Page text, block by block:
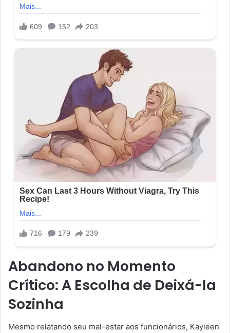
Abandono no Momento
Crítico: A Escolha de Deixá-la
Sozinha
Mesmo relatando seu mal-estar aos funcionários, Kayleen